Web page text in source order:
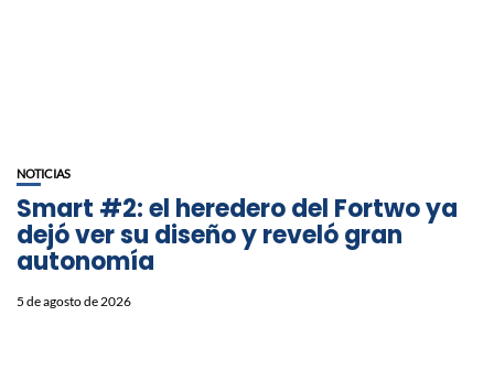
NOTICIAS
Smart #2: el heredero del Fortwo ya
dejó ver su diseño y reveló gran
autonomía
5 de agosto de 2026